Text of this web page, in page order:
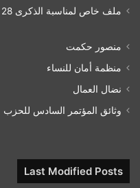
ملف خاص لمناسبة الذكرى 28 لتاسيس الحزب الشيوعي العمالي العراقي 1993/07/21
منصور حكمت
منظمة أمان للنساء
نضال العمال
وثائق المؤتمر السادس للحزب
Last Modified Posts